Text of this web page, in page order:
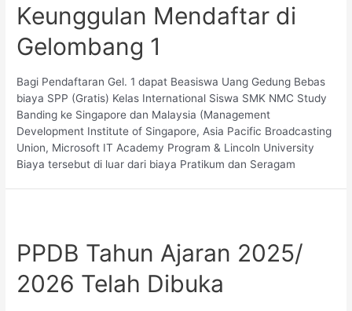
Keunggulan Mendaftar di
Gelombang 1
Bagi Pendaftaran Gel. 1 dapat Beasiswa Uang Gedung Bebas
biaya SPP (Gratis) Kelas International Siswa SMK NMC Study
Banding ke Singapore dan Malaysia (Management
Development Institute of Singapore, Asia Pacific Broadcasting
Union, Microsoft IT Academy Program & Lincoln University
Biaya tersebut di luar dari biaya Pratikum dan Seragam
PPDB Tahun Ajaran 2025/
2026 Telah Dibuka